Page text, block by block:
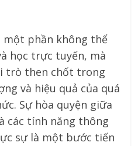
một phần không thể
học trực tuyến, mà
trò then chốt trong
và hiệu quả của quá
Sự hòa quyện giữa
các tính năng thông
sự là một bước tiến